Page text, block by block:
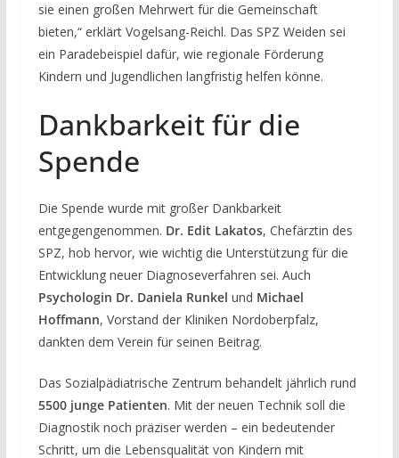
sie einen großen Mehrwert für die Gemeinschaft
bieten,“ erklärt Vogelsang-Reichl. Das SPZ Weiden sei
ein Paradebeispiel dafür, wie regionale Förderung
Kindern und Jugendlichen langfristig helfen könne.
Dankbarkeit für die
Spende
Die Spende wurde mit großer Dankbarkeit
entgegengenommen. Dr. Edit Lakatos, Chefärztin des
SPZ, hob hervor, wie wichtig die Unterstützung für die
Entwicklung neuer Diagnoseverfahren sei. Auch
Psychologin Dr. Daniela Runkel und Michael
Hoffmann, Vorstand der Kliniken Nordoberpfalz,
dankten dem Verein für seinen Beitrag.
Das Sozialpädiatrische Zentrum behandelt jährlich rund
5500 junge Patienten. Mit der neuen Technik soll die
Diagnostik noch präziser werden – ein bedeutender
Schritt, um die Lebensqualität von Kindern mit